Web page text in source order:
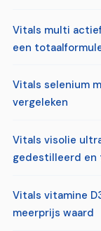
Vitals multi
een
Vitals selenium
vergeleken
Vitals visolie
gedestilleerd en
Vitals vitamine
meerprijs waard